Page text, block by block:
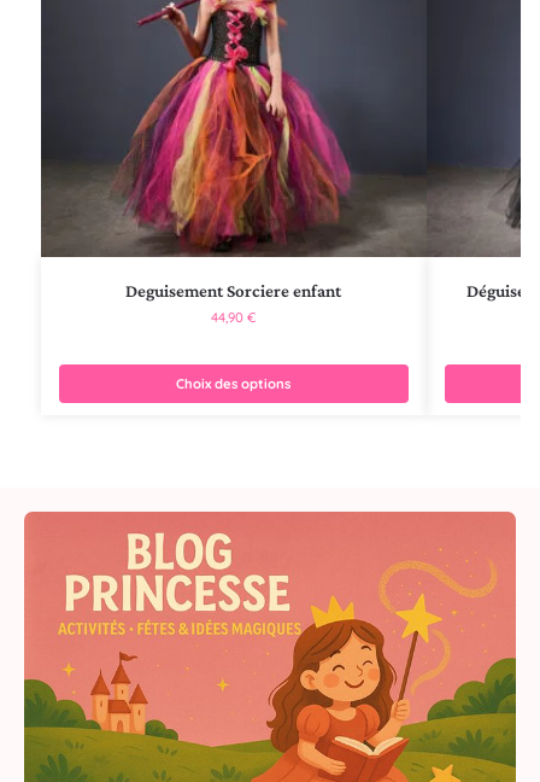
Deguisement Sorciere enfant
44,90€
Choix des options